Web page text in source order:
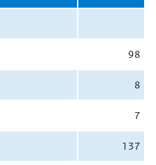
98
8
7
137